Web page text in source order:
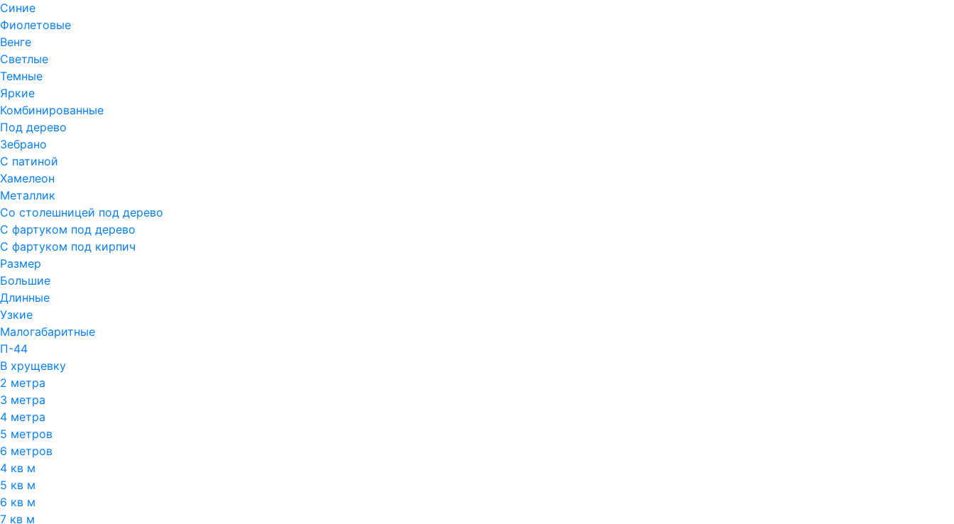
Синие
Фиолетовые
Венге
Светлые
Темные
Яркие
Комбинированные
Под дерево
Зебрано
С патиной
Хамелеон
Металлик
Со столешницей под дерево
С фартуком под дерево
С фартуком под кирпич
Размер
Большие
Длинные
Узкие
Малогабаритные
П-44
В хрущевку
2 метра
3 метра
4 метра
5 метров
6 метров
4 кв м
5 кв м
6 кв м
7 кв м